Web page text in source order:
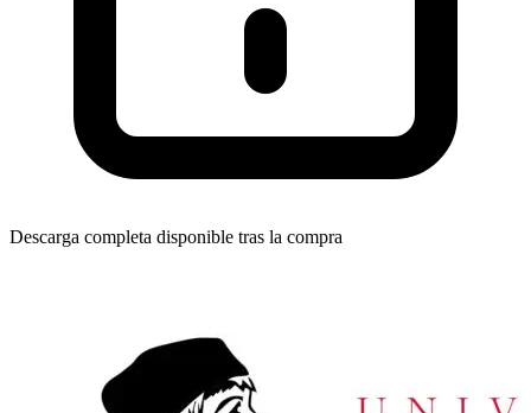
Descarga completa disponible tras la compra